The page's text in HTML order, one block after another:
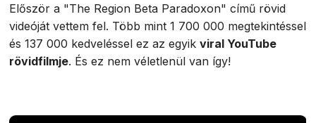
Először a "The Region Beta Paradoxon" című rövid
videóját vettem fel. Több mint 1 700 000 megtekintéssel
és 137 000 kedveléssel ez az egyikviral YouTube
rövidfilmje. És ez nem véletlenül van így!